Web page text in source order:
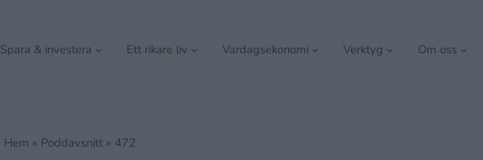
Spara & investera Ett rikare liv Vardagsekonomi Verktyg Om oss
Hem » Poddavsnitt » 472